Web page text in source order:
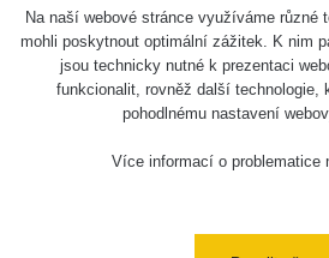
přesnou
Co je dávkový příkon?
Na naší webové stránce využíváme různé
mohli poskytnout optimální zážitek. K nim
jsou technicky nutné k prezentaci
funkcionalit, rovněž další technologie,
pohodlnému nastavení
Více informací o problematice